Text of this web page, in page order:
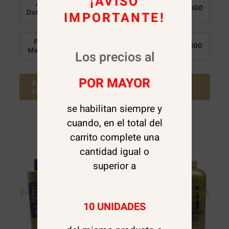
Al
Detalle:
13.500
Por
Mayor:
Agregar al
carrito
en
de
5
Detalle:
13.500
Mayor:
13.500
Agregar al
carrito
IMPORTANTE!
Los precios al
POR MAYOR
se habilitan siempre y
cuando, en el total del
carrito complete una
cantidad igual o
superior a
10 UNIDADES